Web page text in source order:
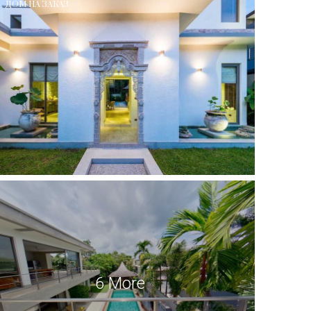
ДОМ НА ЗАКАЗ
6 More